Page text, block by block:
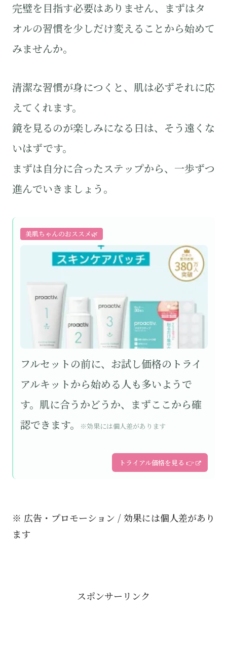
完璧を目指す必要はありません、まずはタ
オルの習慣を少しだけ変えることから始めて
みませんか。
清潔な習慣が身につくと、肌は必ずそれに応
えてくれます。
鏡を見るのが楽しみになる日は、そう遠くな
いはずです。
まずは自分に合ったステップから、一歩ずつ
進んでいきましょう。
美肌ちゃんのおススメ🌿
フルセットの前に、お試し価格のトライ
アルキットから始める人も多いようで
す。肌に合うかどうか、まずここから確
認できます。
※効果には個人差があります
トライアル価格を見る 👉
※ 広告・プロモーション / 効果には個人差があり
ます
スポンサーリンク